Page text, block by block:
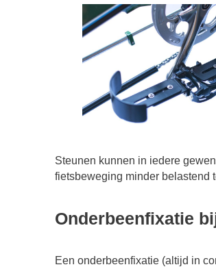
Steunen kunnen in iedere
fietsbeweging minder belastend
Onderbeenfixatie
Een onderbeenfixatie (altijd in